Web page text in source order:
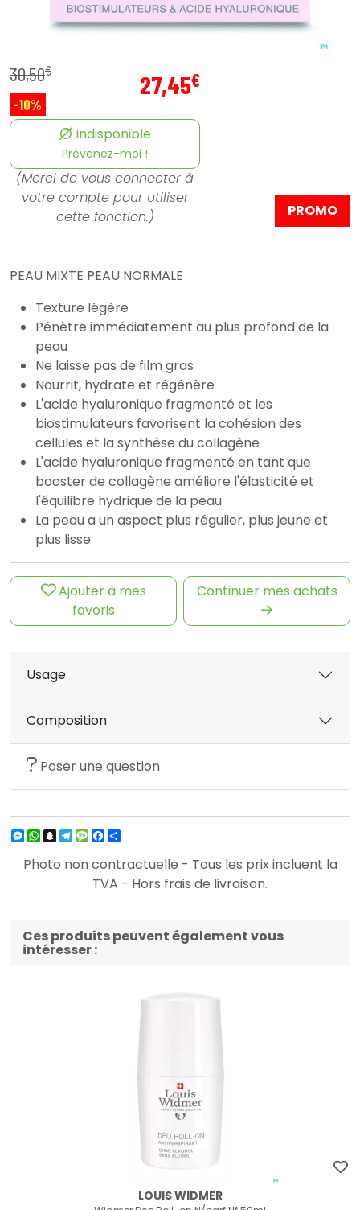
30,50€
-10%
27,45€
Indisponible
Prévenez-moi !
(Merci de vous connecter à
votre compte pour utiliser
cette fonction.)
PROMO
PEAU MIXTE PEAU NORMALE
Texture légère
Pénètre immédiatement au plus profond de la
peau
Ne laisse pas de film gras
Nourrit, hydrate et régénère
L'acide hyaluronique fragmenté et les
biostimulateurs favorisent la cohésion des
cellules et la synthèse du collagène
L'acide hyaluronique fragmenté en tant que
booster de collagène améliore l'élasticité et
l'équilibre hydrique de la peau
La peau a un aspect plus régulier, plus jeune et
plus lisse​
Ajouter à mes
favoris
Continuer mes achats
Usage
Composition
Poser une question
Messenger
WhatsApp
Snapchat
Telegram
Message
Facebook
Photo non contractuelle - Tous les prix incluent la
TVA - Hors frais de livraison.
Ces produits peuvent également vous
intéresser :
LOUIS WIDMER